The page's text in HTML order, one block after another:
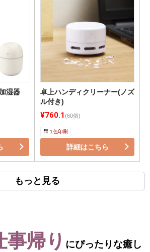
湿器
卓上ハンディクリーナー(ノズ
ル付き)
¥760.1(60個)
1色印刷
詳細はこちら
もっと見る
事帰り にぴったりな癒し